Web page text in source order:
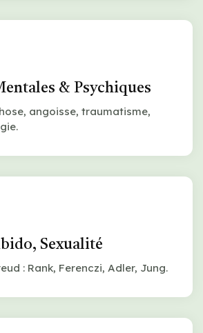
& Psychiques
angoisse, traumatisme,
Sexualité
: Rank, Ferenczi, Adler, Jung.